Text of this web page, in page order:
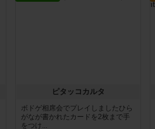
ピタッコカルタ
ボドゲ相席会でプレイしましたひら
がなが書かれたカードを2枚まで手
をつけ...